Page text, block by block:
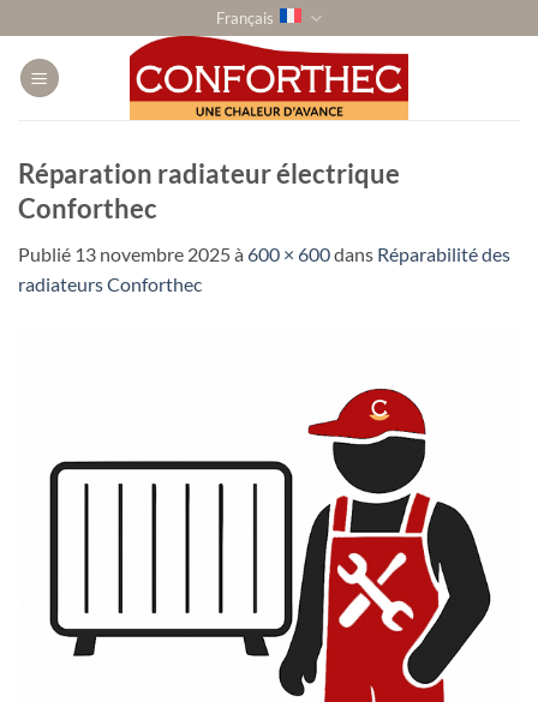
au
contenu
Français
Réparation radiateur électrique
Conforthec
Publié 13 novembre 2025à 600 × 600dans Réparabilité des
radiateurs Conforthec